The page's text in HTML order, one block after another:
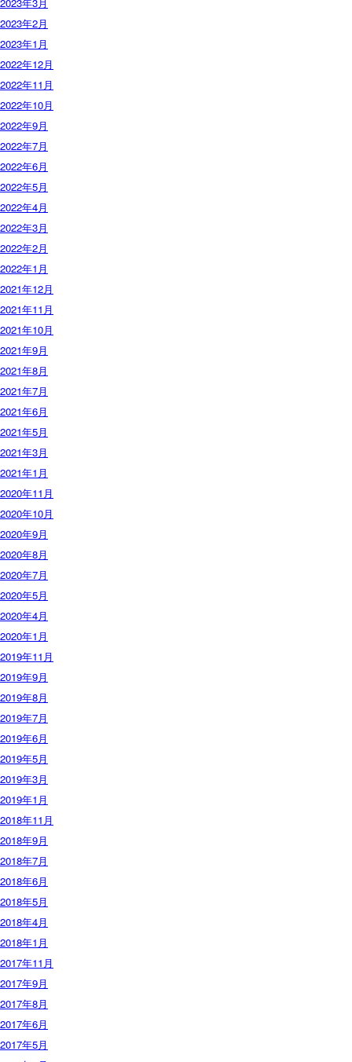
2023年2月
2023年1月
2022年12月
2022年11月
2022年10月
2022年9月
2022年7月
2022年6月
2022年5月
2022年4月
2022年3月
2022年2月
2022年1月
2021年12月
2021年11月
2021年10月
2021年9月
2021年8月
2021年7月
2021年6月
2021年5月
2021年3月
2021年1月
2020年11月
2020年10月
2020年9月
2020年8月
2020年7月
2020年5月
2020年4月
2020年1月
2019年11月
2019年9月
2019年8月
2019年7月
2019年6月
2019年5月
2019年3月
2019年1月
2018年11月
2018年9月
2018年7月
2018年6月
2018年5月
2018年4月
2018年1月
2017年11月
2017年9月
2017年8月
2017年6月
2017年5月